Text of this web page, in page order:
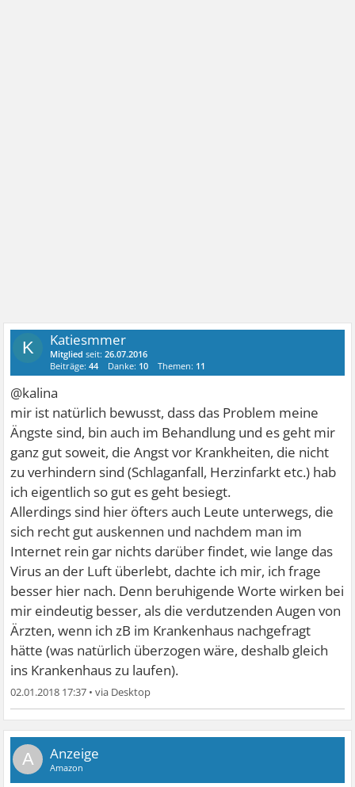
K Katiesmmer
Mitglied seit:26.07.2016
Beiträge:44 Danke: 10 Themen: 11
@kalina
mir ist natürlich bewusst, dass das Problem meine
Ängste sind, bin auch im Behandlung und es geht mir
ganz gut soweit, die Angst vor Krankheiten, die nicht
zu verhindern sind (Schlaganfall, Herzinfarkt etc.) hab
ich eigentlich so gut es geht besiegt.
Allerdings sind hier öfters auch Leute unterwegs, die
sich recht gut auskennen und nachdem man im
Internet rein gar nichts darüber findet, wie lange das
Virus an der Luft überlebt, dachte ich mir, ich frage
besser hier nach. Denn beruhigende Worte wirken bei
mir eindeutig besser, als die verdutzenden Augen von
Ärzten, wenn ich zB im Krankenhaus nachgefragt
hätte (was natürlich überzogen wäre, deshalb gleich
ins Krankenhaus zu laufen).
02.01.2018 17:37 •
A